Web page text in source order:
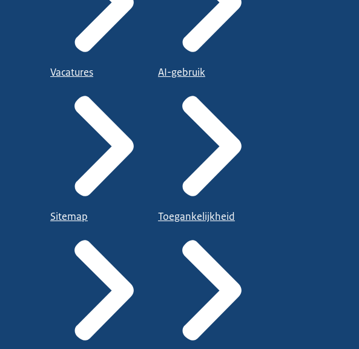
Vacatures
Sitemap
AI-gebruik
Toegankelijkheid